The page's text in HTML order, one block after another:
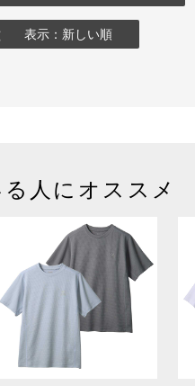
表示：新しい順
人にオススメ